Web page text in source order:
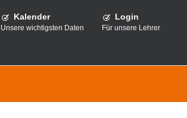
Login
Für unsere Lehrer
Kalender
Unsere wichtigsten Daten